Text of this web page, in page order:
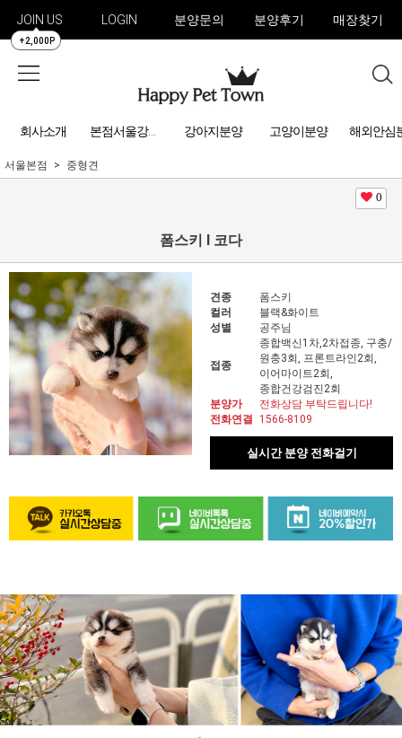
JOIN US
+2,000P
LOGIN 분양문의 분양후기 매장찾기
회사소개 본점서울강아지분양 강아지분양 고양이분양 해외안심
서울본점 중형견
0
폼스키 l 코다
견종
폼스키
컬러
블랙&화이트
성별
공주님
접종
종합백신1차,2차접종, 구충/
원충3회, 프론트라인2회,
이어마이트2회,
종합건강검진2회
분양가
전화상담 부탁드립니다!
전화연결
1566-8109
실시간 분양 전화걸기